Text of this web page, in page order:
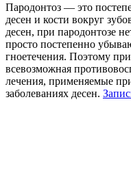
Пародонтоз — это
десен и кости вокруг
десен, при пародонтозе
просто постепенно
гноетечения. Поэтому
всевозможная
лечения, применяемые
заболеваниях десен.